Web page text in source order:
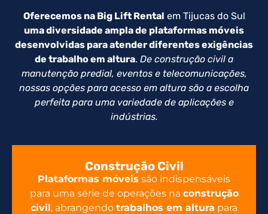
Oferecemos na Big Lift Rental em Tijucas do Sul
uma diversidade ampla de plataformas móveis
desenvolvidas para atender diferentes exigências
de trabalho em altura. De construção civil a
manutenção predial, eventos e telecomunicações,
nossas opções para acesso em altura são a escolha
perfeita para uma variedade de aplicações e
indústrias.
Construção Civil
Plataformas móveis são indispensáveis
para uma série de operações na construção
civil, abrangendo trabalhos em altura para